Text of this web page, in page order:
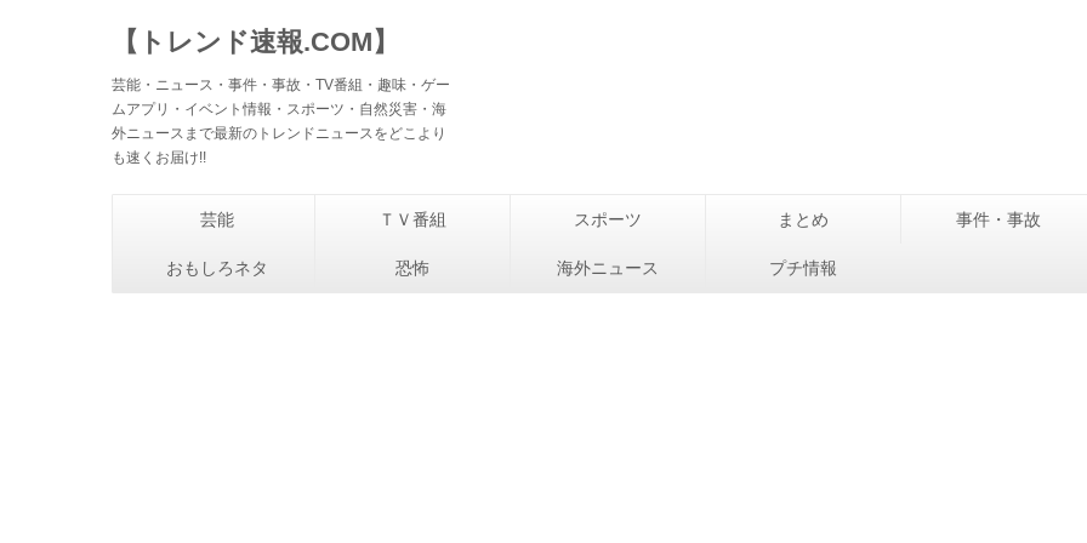
【トレンド速報.COM】
芸能・ニュース・事件・事故・TV番組・趣味・ゲー
ムアプリ・イベント情報・スポーツ・自然災害・海
外ニュースまで最新のトレンドニュースをどこより
も速くお届け!!
芸能 ＴＶ番組 スポーツ まとめ 事件・事故
おもしろネタ 恐怖 海外ニュース プチ情報